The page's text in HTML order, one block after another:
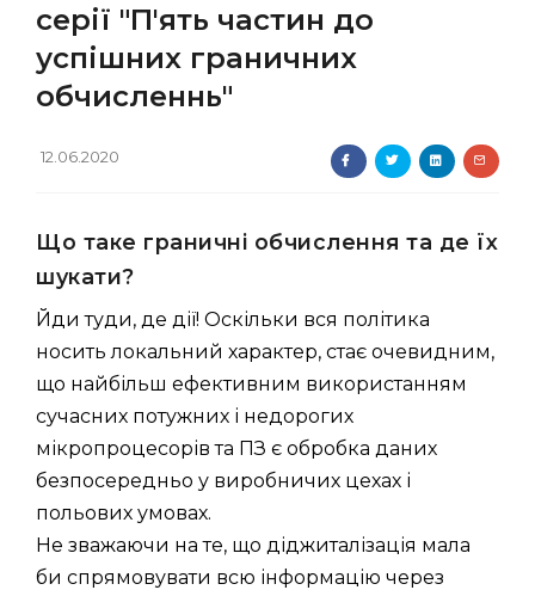
серії "П'ять частин до
успішних граничних
обчисленнь"
12.06.2020
Що таке граничні обчислення та де їх
шукати?
Йди туди, де дії! Оскільки вся політика
носить локальний характер, стає очевидним,
що найбільш ефективним використанням
сучасних потужних і недорогих
мікропроцесорів та ПЗ є обробка даних
безпосередньо у виробничих цехах і
польових умовах.
Не зважаючи на те, що діджиталізація мала
би спрямовувати всю інформацію через